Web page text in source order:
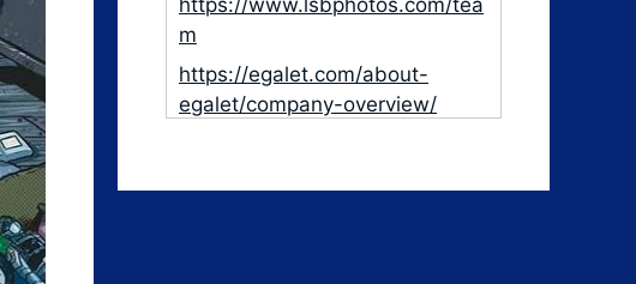
m
https://egalet.com/about-
egalet/company-overview/
https://www.100menpenticton.c